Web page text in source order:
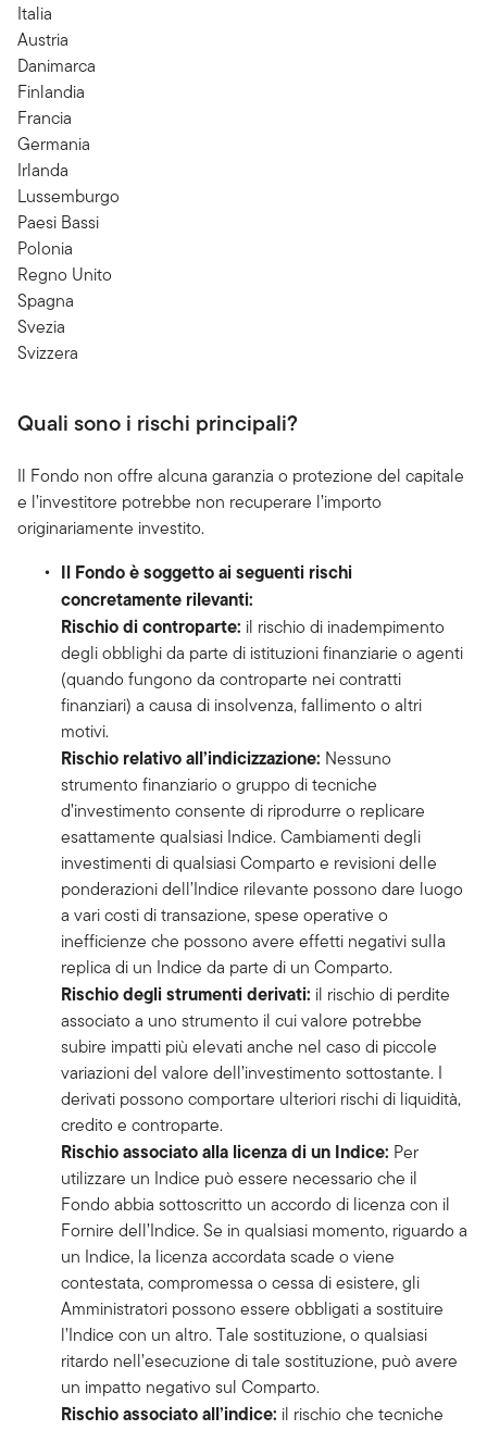
Italia
Austria
Danimarca
Finlandia
Francia
Germania
Irlanda
Lussemburgo
Paesi Bassi
Polonia
Regno Unito
Spagna
Svezia
Svizzera
Quali sono i rischi principali?
Il Fondo non offre alcuna garanzia o protezione del capitale
e l’investitore potrebbe non recuperare l’importo
originariamente investito.
Il Fondo è soggetto ai seguenti rischi
concretamente rilevanti:
Rischio di controparte: il rischio di inadempimento
degli obblighi da parte di istituzioni finanziarie o agenti
(quando fungono da controparte nei contratti
finanziari) a causa di insolvenza, fallimento o altri
motivi.
Rischio relativo all’indicizzazione: Nessuno
strumento finanziario o gruppo di tecniche
d’investimento consente di riprodurre o replicare
esattamente qualsiasi Indice. Cambiamenti degli
investimenti di qualsiasi Comparto e revisioni delle
ponderazioni dell’Indice rilevante possono dare luogo
a vari costi di transazione, spese operative o
inefficienze che possono avere effetti negativi sulla
replica di un Indice da parte di un Comparto.
Rischio degli strumenti derivati: il rischio di perdite
associato a uno strumento il cui valore potrebbe
subire impatti più elevati anche nel caso di piccole
variazioni del valore dell’investimento sottostante. I
derivati possono comportare ulteriori rischi di liquidità,
credito e controparte.
Rischio associato alla licenza di un Indice: Per
utilizzare un Indice può essere necessario che il
Fondo abbia sottoscritto un accordo di licenza con il
Fornire dell’Indice. Se in qualsiasi momento, riguardo a
un Indice, la licenza accordata scade o viene
contestata, compromessa o cessa di esistere, gli
Amministratori possono essere obbligati a sostituire
l’Indice con un altro. Tale sostituzione, o qualsiasi
ritardo nell’esecuzione di tale sostituzione, può avere
un impatto negativo sul Comparto.
Rischio associato all’indice: il rischio che tecniche